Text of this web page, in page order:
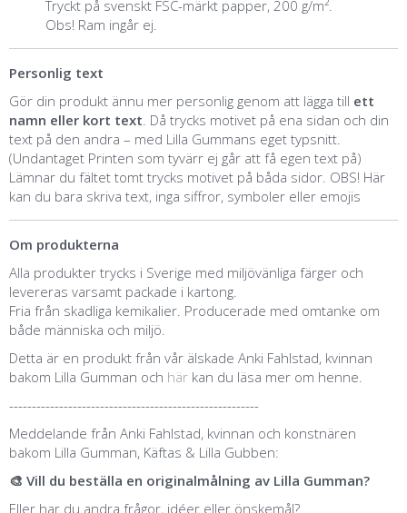
Tryckt på svenskt FSC-märkt papper, 200 g/m².
Obs! Ram ingår ej.
Personlig text
Gör din produkt ännu mer personlig genom att lägga till ett
namn eller kort text . Då trycks motivet på ena sidan och din
text på den andra – med Lilla Gummans eget typsnitt.
(Undantaget Printen som tyvärr ej går att få egen text på)
Lämnar du fältet tomt trycks motivet på båda sidor. OBS! Här
kan du bara skriva text, inga siffror, symboler eller emojis
Om produkterna
Alla produkter trycks i Sverige med miljövänliga färger och
levereras varsamt packade i kartong.
Fria från skadliga kemikalier. Producerade med omtanke om
både människa och miljö.
Detta är en produkt från vår älskade Anki Fahlstad, kvinnan
bakom Lilla Gumman och här kan du läsa mer om henne.
-------------------------------------------------------
Meddelande från Anki Fahlstad, kvinnan och konstnären
bakom Lilla Gumman, Käftas & Lilla Gubben:
🎨 Vill du beställa en originalmålning av Lilla Gumman?
Eller har du andra frågor, idéer eller önskemål?